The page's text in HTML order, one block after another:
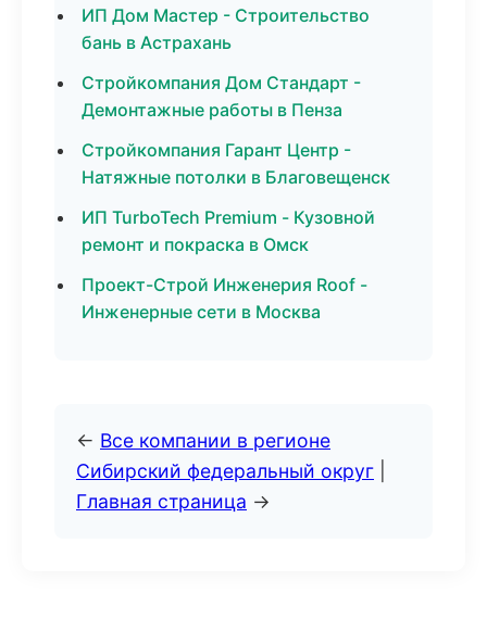
ИП Дом Мастер - Строительство
бань в Астрахань
Стройкомпания Дом Стандарт -
Демонтажные работы в Пенза
Стройкомпания Гарант Центр -
Натяжные потолки в Благовещенск
ИП TurboTech Premium - Кузовной
ремонт и покраска в Омск
Проект-Строй Инженерия Roof -
Инженерные сети в Москва
← Все компании в регионе
Сибирский федеральный округ
Главная страница →